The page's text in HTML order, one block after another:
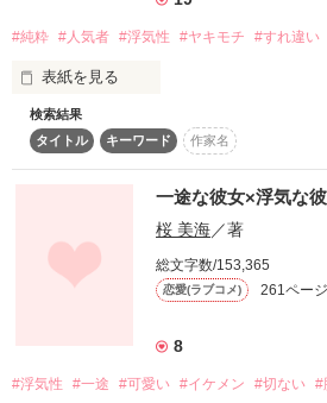
私、本当に貴方の彼女なのかな…？
傍にいてもいいの…？
#純粋 #人気者 #浮気性 #ヤキモチ #すれ違い
表紙を見る
「ねぇ琉樹！今日あたしと遊ぼ？」
「私と遊ぼうよ！」
「えぇ〜かよじゃダメ？」
このチヤホヤされている
検索結果
タイトル
キーワード 作家名
一途な彼女×浮気な
桜 美海／著
総文字数/153,365
恋愛(ラブコメ) 261ページ
8
#浮気性 #一途 #可愛い #イケメン #切ない #